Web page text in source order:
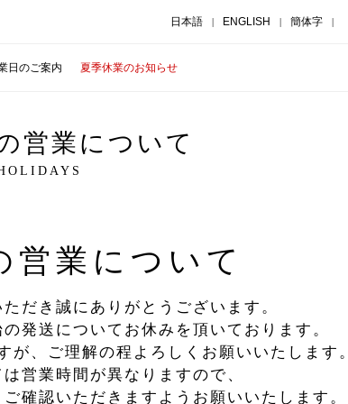
日本語 | ENGLISH | 簡体字 |
日のご案内 夏季休業のお知らせ
営業について
営業について
だき誠にありがとうございます。
発送についてお休みを頂いております。
、ご理解の程よろしくお願いいたします。
営業時間が異なりますので、
確認いただきますようお願いいたします。